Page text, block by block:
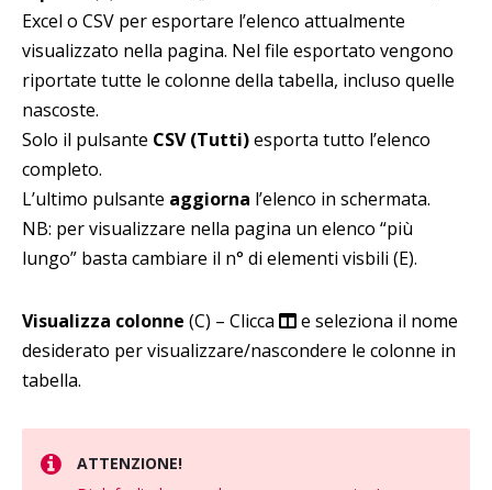
Excel o CSV per esportare l’elenco attualmente
visualizzato nella pagina. Nel file esportato vengono
riportate tutte le colonne della tabella, incluso quelle
nascoste.
Solo il pulsante CSV (Tutti)esporta tutto l’elenco
completo.
L’ultimo pulsante aggiorna l’elenco in schermata.
NB: per visualizzare nella pagina un elenco “più
lungo” basta cambiare il n° di elementi visbili (E).
Visualizza colonne (C) – Clicca
e seleziona il nome
desiderato per visualizzare/nascondere le colonne in
tabella.
ATTENZIONE!